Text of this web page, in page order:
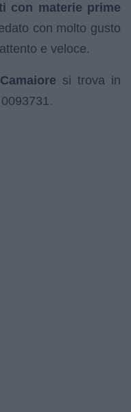
con materie prime
con molto gusto
e veloce.
si trova in